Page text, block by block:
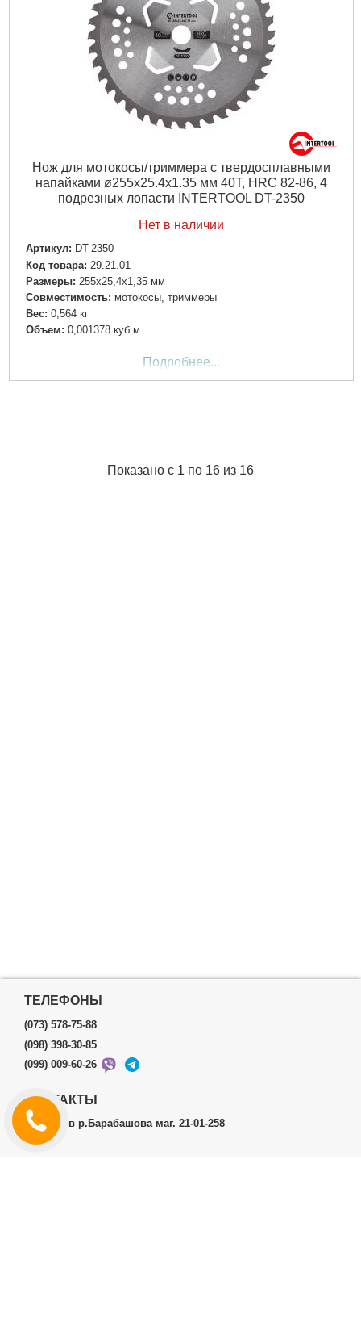
Нож для мотокосы/триммера с твердосплавными
напайками ø255х25.4х1.35 мм 40T, HRC 82-86, 4
подрезных лопасти INTERTOOL DT-2350
Нет в наличии
Артикул: DT-2350
Код товара: 29.21.01
Размеры: 255х25,4х1,35 мм
Совместимость: мотокосы, триммеры
Вес: 0,564 кг
Объем: 0,001378 куб.м
Подробнее...
Показано с 1 по 16 из 16
ТЕЛЕФОНЫ
(073) 578-75-88
(098) 398-30-85
(099) 009-60-26
КОНТАКТЫ
г.Харьков р.Барабашова маг. 21-01-258